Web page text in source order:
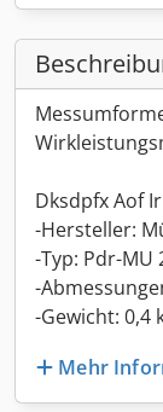
Dksdpfx Aof
-Hersteller:
-Typ: Pdr-MU
-
-Gewicht: 0,4
Mehr